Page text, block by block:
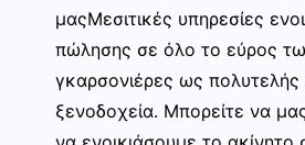
μαςΜεσιτικές υπηρεσίες
πώλησης σε όλο το εύρος
γκαρσονιέρες ως πολυτελής
ξενοδοχεία. Μπορείτε να